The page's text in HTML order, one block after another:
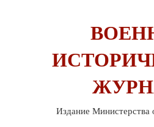
Издание Министерства